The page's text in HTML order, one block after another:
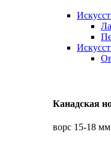
Канадская
ворс 15-18 мм